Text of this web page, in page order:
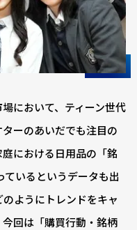
において、ティーン世代
ーのあいだでも注目の
における日用品の「銘
いるというデータも出
ようにトレンドをキャ
回は「購買行動・銘柄